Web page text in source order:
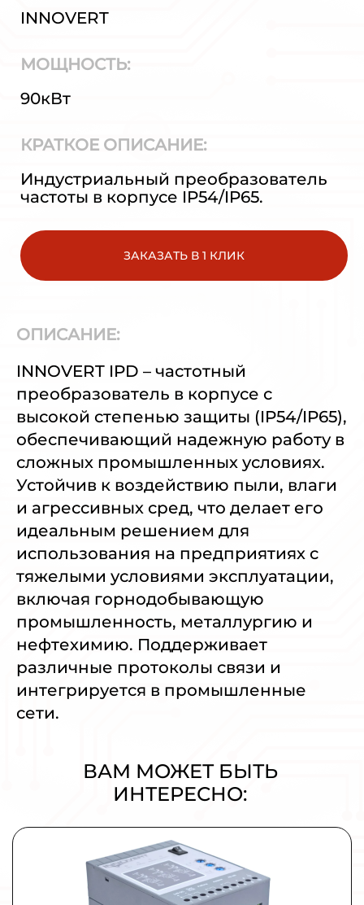
INNOVERT
МОЩНОСТЬ:
90кВт
КРАТКОЕ ОПИСАНИЕ:
Индустриальный преобразователь
частоты в корпусе IP54/IP65.
ЗАКАЗАТЬ В 1 КЛИК
ОПИСАНИЕ:
INNOVERT IPD – частотный
преобразователь в корпусе с
высокой степенью защиты (IP54/IP65),
обеспечивающий надежную работу в
сложных промышленных условиях.
Устойчив к воздействию пыли, влаги
и агрессивных сред, что делает его
идеальным решением для
использования на предприятиях с
тяжелыми условиями эксплуатации,
включая горнодобывающую
промышленность, металлургию и
нефтехимию. Поддерживает
различные протоколы связи и
интегрируется в промышленные
сети.
ВАМ МОЖЕТ БЫТЬ
ИНТЕРЕСНО:
Плавный пуск и останов INNOVERT
SSD751A43E 0,75кВт 380В 1,5А